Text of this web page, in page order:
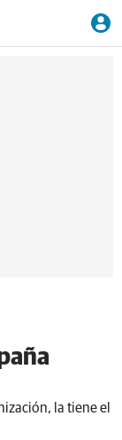
la tiene el